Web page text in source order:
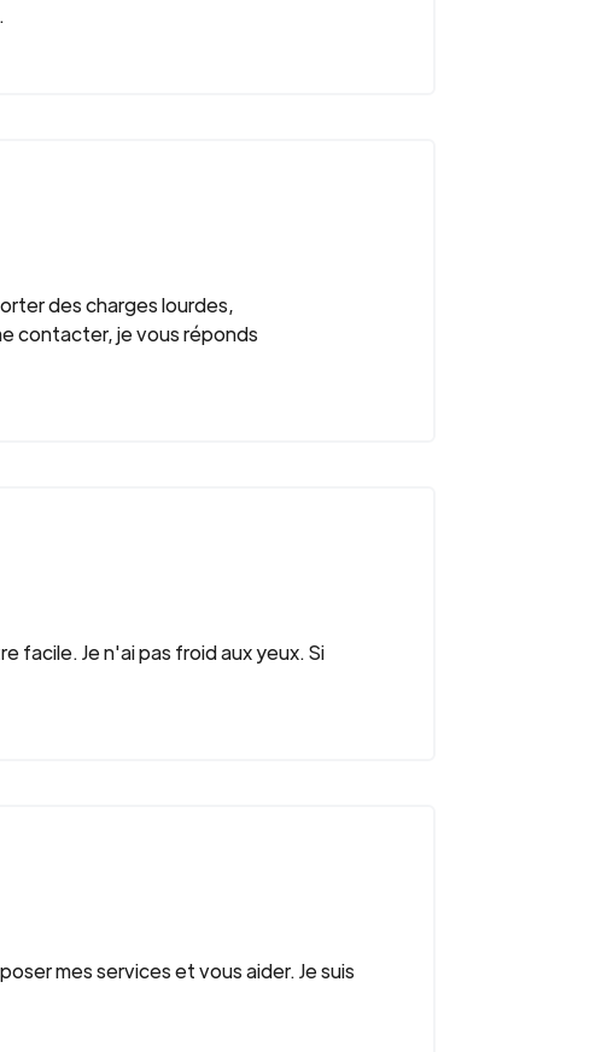
des charges lourdes,
contacter, je vous réponds
facile. Je n'ai pas froid aux yeux. Si
mes services et vous aider. Je suis